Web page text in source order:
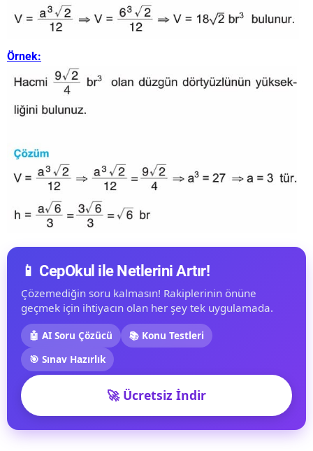
Örnek:
📱 CepOkul ile Netlerini Artır!
Çözemediğin soru kalmasın! Rakiplerinin önüne
geçmek için ihtiyacın olan her şey tek uygulamada.
🤖 AI Soru Çözücü
📚 Konu Testleri
🎯 Sınav Hazırlık
🚀 Ücretsiz İndir